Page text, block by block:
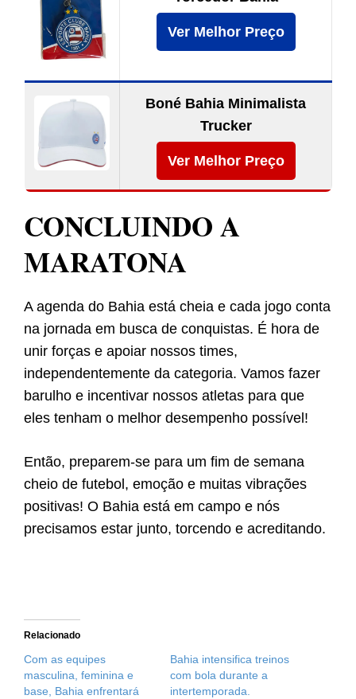
Ver Melhor Preço
Boné Bahia Minimalista
Trucker
Ver Melhor Preço
CONCLUINDO A
MARATONA
A agenda do Bahia está cheia e cada jogo conta
na jornada em busca de conquistas. É hora de
unir forças e apoiar nossos times,
independentemente da categoria. Vamos fazer
barulho e incentivar nossos atletas para que
eles tenham o melhor desempenho possível!
Então, preparem-se para um fim de semana
cheio de futebol, emoção e muitas vibrações
positivas! O Bahia está em campo e nós
precisamos estar junto, torcendo e acreditando.
Relacionado
Com as equipes
masculina, feminina e
base, Bahia enfrentará
Bahia intensifica treinos
com bola durante a
intertemporada.